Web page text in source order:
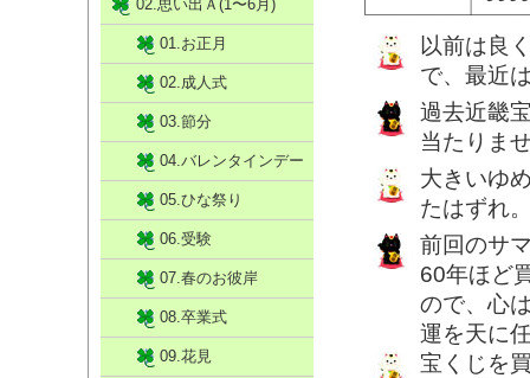
以前は良
で、最近
過去近畿
当たりま
大きいゆ
たはずれ
前回のサ
60年ほど
ので、心
運を天に
宝くじを
02.思い出Ａ(1〜6月)
01.お正月
02.成人式
03.節分
04.バレンタインデー
05.ひな祭り
06.受験
07.春のお彼岸
08.卒業式
09.花見